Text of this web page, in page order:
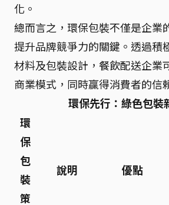
化。
總而言之，環保包裝不僅是企業
提升品牌競爭力的關鍵。透過積
材料及包裝設計，餐飲配送企業
商業模式，同時贏得消費者的信
環保先行：綠色包裝
環
保
包
裝
策
說明 優點